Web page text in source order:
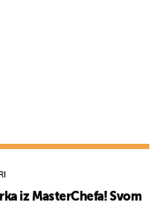
iz MasterChefa! Svom